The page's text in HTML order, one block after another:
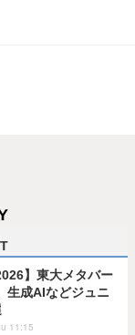
】東大メタバー
生成AIなどジュニ
11:15